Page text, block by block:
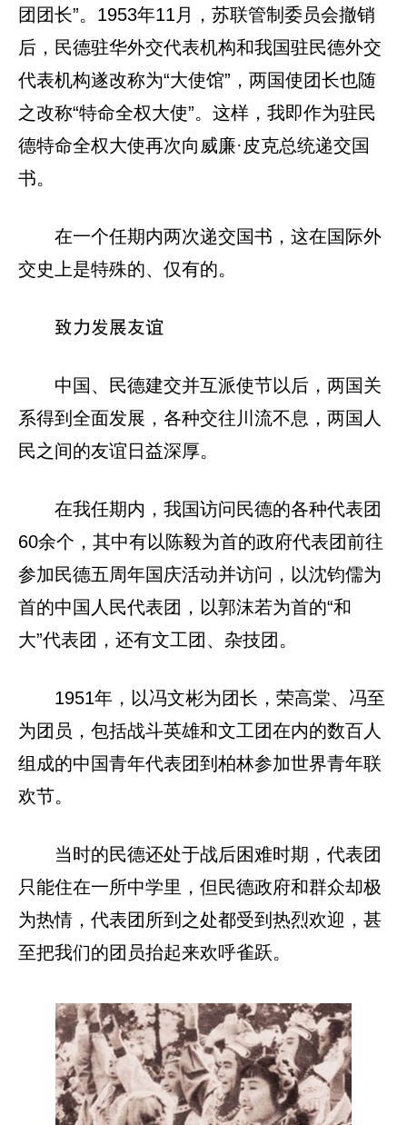
团团长”。1953年11月，苏联管制委员会撤销
后，民德驻华外交代表机构和我国驻民德外交
代表机构遂改称为“大使馆”，两国使团长也随
之改称“特命全权大使”。这样，我即作为驻民
德特命全权大使再次向威廉·皮克总统递交国
书。
在一个任期内两次递交国书，这在国际外
交史上是特殊的、仅有的。
致力发展友谊
中国、民德建交并互派使节以后，两国关
系得到全面发展，各种交往川流不息，两国人
民之间的友谊日益深厚。
在我任期内，我国访问民德的各种代表团
60余个，其中有以陈毅为首的政府代表团前往
参加民德五周年国庆活动并访问，以沈钧儒为
首的中国人民代表团，以郭沫若为首的“和
大”代表团，还有文工团、杂技团。
1951年，以冯文彬为团长，荣高棠、冯至
为团员，包括战斗英雄和文工团在内的数百人
组成的中国青年代表团到柏林参加世界青年联
欢节。
当时的民德还处于战后困难时期，代表团
只能住在一所中学里，但民德政府和群众却极
为热情，代表团所到之处都受到热烈欢迎，甚
至把我们的团员抬起来欢呼雀跃。